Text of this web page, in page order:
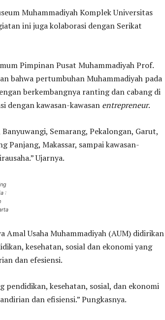
Muhammadiyah Komplek Universitas
ini juga kolaborasi dengan Serikat
Pimpinan Pusat Muhammadiyah Prof.
bahwa pertumbuhan Muhammadiyah pada
berkembangnya ranting dan cabang di
dengan kawasan-kawasan entrepreneur.
Semarang, Pekalongan, Garut,
Panjang, Makassar, sampai kawasan-
Ujarnya.
:
Amal Usaha Muhammadiyah (AUM) didirikan
kesehatan, sosial dan ekonomi yang
dan efesiensi.
pendidikan, kesehatan, sosial, dan ekonomi
dan efisiensi.” Pungkasnya.